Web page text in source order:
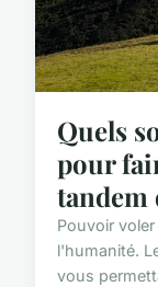
Quels
pour
tandem
Pouvoir
l'humanité.
vous